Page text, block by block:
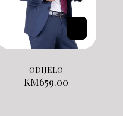
ODIJELO
KM659.00